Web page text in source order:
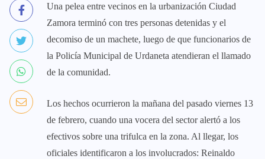
Una pelea entre vecinos en la urbanización Ciudad
Zamora terminó con tres personas detenidas y el
decomiso de un machete, luego de que funcionarios de
la Policía Municipal de Urdaneta atendieran el llamado
de la comunidad.
Los hechos ocurrieron la mañana del pasado viernes 13
de febrero, cuando una vocera del sector alertó a los
efectivos sobre una trifulca en la zona. Al llegar, los
oficiales identificaron a los involucrados: Reinaldo